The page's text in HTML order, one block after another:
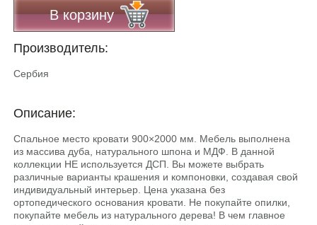
В корзину
Производитель:
Сербия
Описание:
Спальное место кровати 900×2000 мм. Мебель выполнена
из массива дуба, натурального шпона и МДФ. В данной
коллекции НЕ используется ДСП. Вы можете выбрать
различные варианты крашения и компоновки, создавая свой
индивидуальный интерьер. Цена указана без
ортопедического основания кровати. He покупайте опилки,
покупайте мебель из натурального дерева! В чем главное